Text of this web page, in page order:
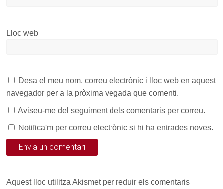
Lloc web
Desa el meu nom, correu electrònic i lloc web en aquest
navegador per a la pròxima vegada que comenti.
Aviseu-me del seguiment dels comentaris per correu.
Notifica'm per correu electrònic si hi ha entrades noves.
Aquest lloc utilitza Akismet per reduir els comentaris